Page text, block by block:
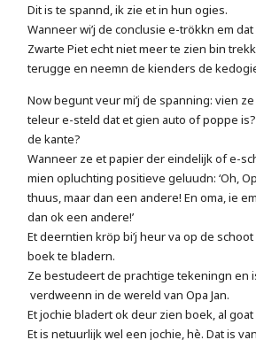
Dit is te spannd, ik zie et in hun ogies.
Wanneer wi’j de conclusie e-trökkn em
Zwarte Piet echt niet meer te zien bin
terugge en neemn de kienders de
Now begunt veur mi’j de spanning: vien
teleur e-steld dat et gien auto of poppe is?
de kante?
Wanneer ze et papier der eindelijk of e-
mien opluchting positieve geluudn: ‘Oh,
thuus, maar dan een andere! En oma, ie
dan ok een andere!’
Et deerntien kröp bi’j heur va op de
boek te bladern.
Ze bestudeert de prachtige tekeningn en
verdweenn in de wereld van Opa Jan.
Et jochie bladert ok deur zien boek, al goat
Et is netuurlijk wel een jochie, hè. Dat is